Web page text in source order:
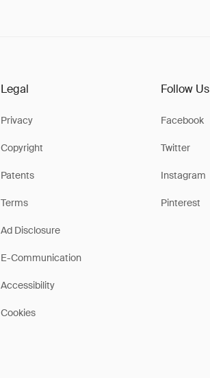
Legal
Privacy
Copyright
Patents
Terms
Ad Disclosure
E-Communication
Accessibility
Cookies
Follow Us
Facebook
Twitter
Instagram
Pinterest